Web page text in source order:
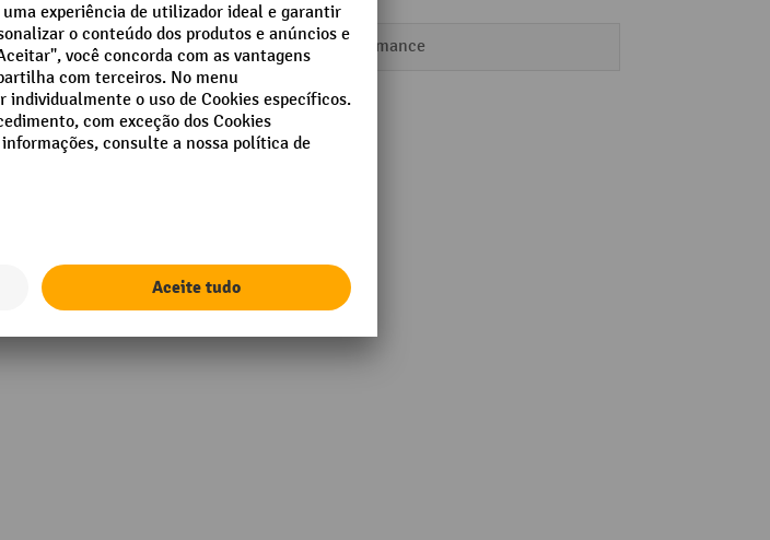
Segmento Performance